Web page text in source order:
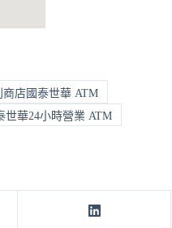
商店國泰世華 ATM
華24小時營業 ATM